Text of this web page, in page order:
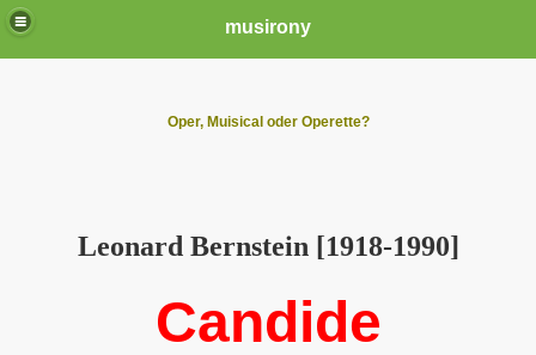
musirony
Oper, Muisical oder Operette?
Leonard Bernstein [1918-1990]
Candide